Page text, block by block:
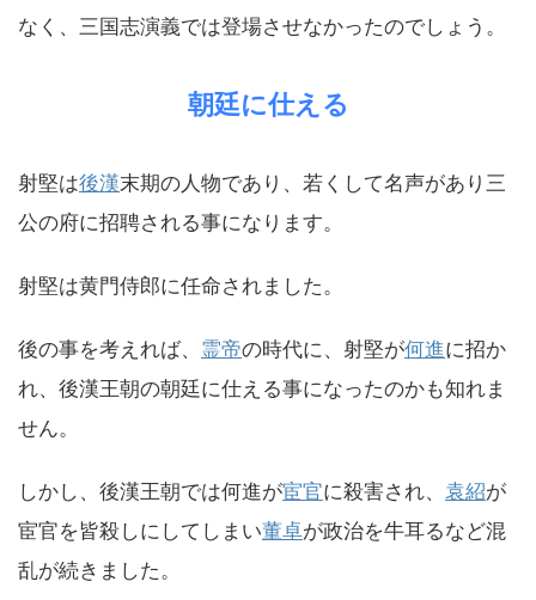
なく、三国志演義では登場させなかったのでしょう。
朝廷に仕える
射堅は後漢末期の人物であり、若くして名声があり三
公の府に招聘される事になります。
射堅は黄門侍郎に任命されました。
後の事を考えれば、 霊帝の時代に、射堅が何進に招か
れ、後漢王朝の朝廷に仕える事になったのかも知れま
せん。
しかし、後漢王朝では何進が宦官に殺害され、 袁紹が
宦官を皆殺しにしてしまい董卓が政治を牛耳るなど混
乱が続きました。